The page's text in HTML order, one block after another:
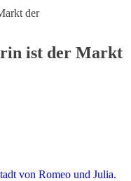
der
ist der Markt
von Romeo und Julia.